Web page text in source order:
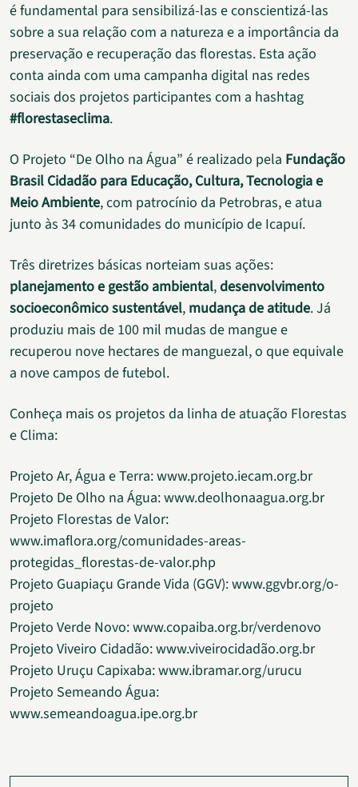
é fundamental para sensibilizá-las e conscientizá-las
sobre a sua relação com a natureza e a importância da
preservação e recuperação das florestas. Esta ação
conta ainda com uma campanha digital nas redes
sociais dos projetos participantes com a hashtag
#florestaseclima.
O Projeto “De Olho na Água” é realizado pela Fundação
Brasil Cidadão para Educação, Cultura, Tecnologia e
Meio Ambiente, com patrocínio da Petrobras, e atua
junto às 34 comunidades do município de Icapuí.
Três diretrizes básicas norteiam suas ações:
planejamento e gestão ambiental,desenvolvimento
socioeconômico sustentável, mudança de atitude. Já
produziu mais de 100 mil mudas de mangue e
recuperou nove hectares de manguezal, o que equivale
a nove campos de futebol.
Conheça mais os projetos da linha de atuação Florestas
e Clima:
Projeto Ar, Água e Terra: www.projeto.iecam.org.br
Projeto De Olho na Água: www.deolhonaagua.org.br
Projeto Florestas de Valor:
www.imaflora.org/comunidades-areas-
protegidas_florestas-de-valor.php
Projeto Guapiaçu Grande Vida (GGV): www.ggvbr.org/o-
projeto
Projeto Verde Novo: www.copaiba.org.br/verdenovo
Projeto Viveiro Cidadão: www.viveirocidadão.org.br
Projeto Uruçu Capixaba: www.ibramar.org/urucu
Projeto Semeando Água:
www.semeandoagua.ipe.org.br